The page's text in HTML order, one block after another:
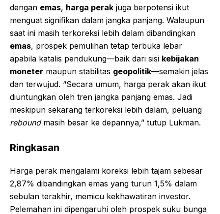
dengan emas, harga perak juga berpotensi ikut
menguat signifikan dalam jangka panjang. Walaupun
saat ini masih terkoreksi lebih dalam dibandingkan
emas, prospek pemulihan tetap terbuka lebar
apabila katalis pendukung—baik dari sisi kebijakan
moneter maupun stabilitas geopolitik—semakin jelas
dan terwujud. “Secara umum, harga perak akan ikut
diuntungkan oleh tren jangka panjang emas. Jadi
meskipun sekarang terkoreksi lebih dalam, peluang
reboundmasih besar ke depannya,” tutup Lukman.
Ringkasan
Harga perak mengalami koreksi lebih tajam sebesar
2,87% dibandingkan emas yang turun 1,5% dalam
sebulan terakhir, memicu kekhawatiran investor.
Pelemahan ini dipengaruhi oleh prospek suku bunga